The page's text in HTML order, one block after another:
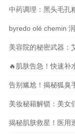
中药调理：黑头毛孔
byredo olé chemin
美容院的秘密武器：
🔥肌肤告急！快速补
告别尴尬！揭秘狐臭
美妆秘籍解锁：美女
揭秘肌肤救星！医用